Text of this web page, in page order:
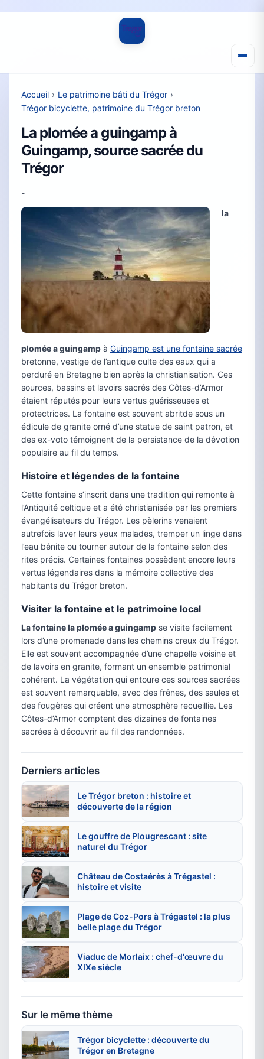
Accueil › Le patrimoine bâti du Trégor ›
Trégor bicyclette, patrimoine du Trégor breton
La plomée a guingamp à
Guingamp, source sacrée du
Trégor
-
la
plomée a guingamp à Guingamp est une fontaine sacrée
bretonne, vestige de l’antique culte des eaux qui a
perduré en Bretagne bien après la christianisation. Ces
sources, bassins et lavoirs sacrés des Côtes-d’Armor
étaient réputés pour leurs vertus guérisseuses et
protectrices. La fontaine est souvent abritde sous un
édicule de granite orné d’une statue de saint patron, et
des ex-voto témoignent de la persistance de la dévotion
populaire au fil du temps.
Histoire et légendes de la fontaine
Cette fontaine s’inscrit dans une tradition qui remonte à
l’Antiquité celtique et a été christianisée par les premiers
évangélisateurs du Trégor. Les pèlerins venaient
autrefois laver leurs yeux malades, tremper un linge dans
l’eau bénite ou tourner autour de la fontaine selon des
rites précis. Certaines fontaines possèdent encore leurs
vertus légendaires dans la mémoire collective des
habitants du Trégor breton.
Visiter la fontaine et le patrimoine local
La fontaine la plomée a guingamp se visite facilement
lors d’une promenade dans les chemins creux du Trégor.
Elle est souvent accompagnée d’une chapelle voisine et
de lavoirs en granite, formant un ensemble patrimonial
cohérent. La végétation qui entoure ces sources sacrées
est souvent remarquable, avec des frênes, des saules et
des fougères qui créent une atmosphère recueillie. Les
Côtes-d’Armor comptent des dizaines de fontaines
sacrées à découvrir au fil des randonnées.
Derniers articles
Le Trégor breton : histoire et
découverte de la région
Le gouffre de Plougrescant : site
naturel du Trégor
Château de Costaérès à Trégastel :
histoire et visite
Plage de Coz-Pors à Trégastel : la plus
belle plage du Trégor
Viaduc de Morlaix : chef-d'œuvre du
XIXe siècle
Sur le même thème
Trégor bicyclette : découverte du
Trégor en Bretagne